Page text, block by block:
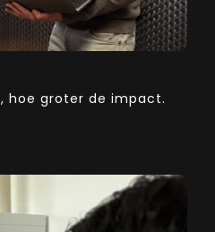
hoe groter de impact.